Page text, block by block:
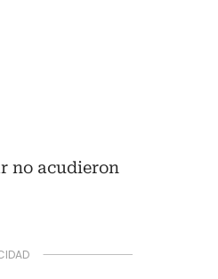
no acudieron